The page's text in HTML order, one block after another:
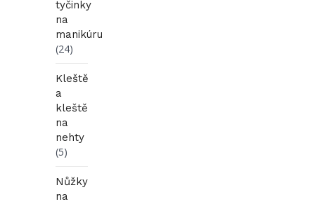
tyčinky
na
manikúru
(24)
Kleště
a
kleště
na
nehty
(5)
Nůžky
na